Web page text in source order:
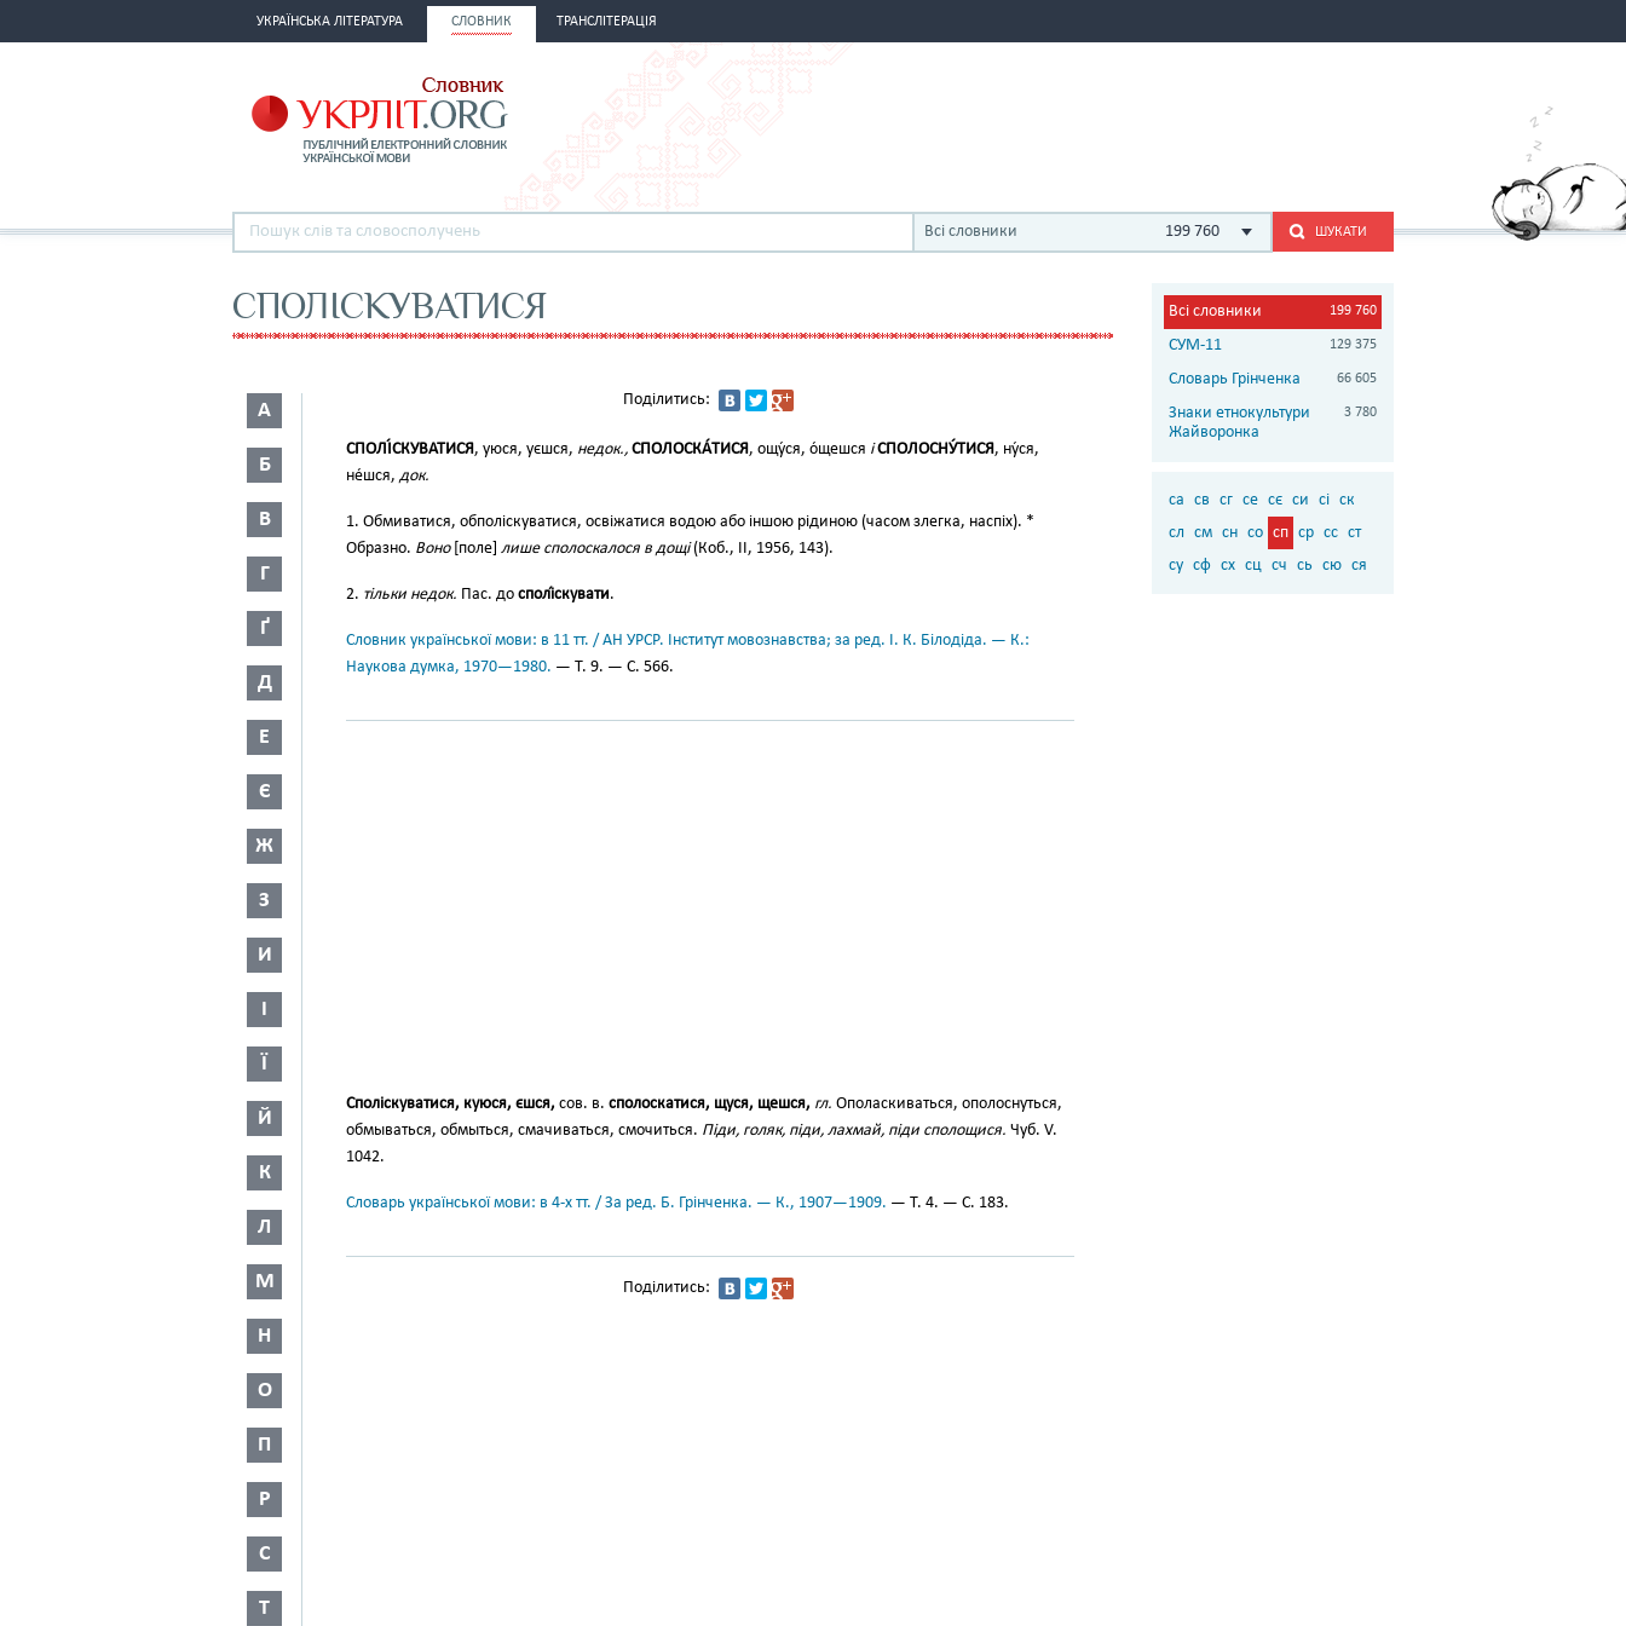
УКРАЇНСЬКА ЛІТЕРАТУРА СЛОВНИК ТРАНСЛІТЕРАЦІЯ
Всі словники 199 760 ШУКАТИ
СПОЛІСКУВАТИСЯ
А
Б
В
Г
Ґ
Д
Е
Є
Ж
З
И
І
Ї
Й
К
Л
М
Н
О
П
Р
С
Т
Поділитись:
СПОЛІ́СКУВАТИСЯ, уюся, уєшся, недок., СПОЛОСКА́ТИСЯ, ощу́ся, о́щешся і СПОЛОСНУ́ТИСЯ, ну́ся,
не́шся, док.
1. Обмиватися, обполіскуватися, освіжатися водою або іншою рідиною (часом злегка, наспіх). *
Образно. Воно[поле] лише сполоскалося в дощі(Коб., II, 1956, 143).
2. тільки недок. Пас. до сполі́скувати.
Словник української мови: в 11 тт. / АН УРСР. Інститут мовознавства; за ред. І. К. Білодіда. — К.:
Наукова думка, 1970—1980. — Т. 9. — С. 566.
Споліскуватися, куюся, єшся, сов. в. сполоскатися, щуся, щешся, гл. Ополаскиваться, ополоснуться,
обмываться, обмыться, смачиваться, смочиться. Піди, голяк, піди, лахмай, піди сполощися. Чуб. V.
1042.
Словарь української мови: в 4-х тт. / За ред. Б. Грінченка. — К., 1907—1909. — Т. 4. — С. 183.
Поділитись:
Всі словники 199 760
СУМ-11 129 375
Словарь Грінченка 66 605
Знаки етнокультури
Жайворонка
3 780
са св сг се сє си сі ск
сл см сн со сп ср сс ст
су сф сх сц сч сь сю ся